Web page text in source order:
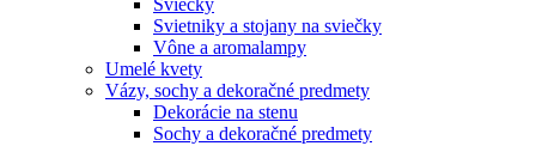
Svietniky a stojany na sviečky
Vône a aromalampy
Umelé kvety
Vázy, sochy a dekoračné predmety
Dekorácie na stenu
Sochy a dekoračné predmety